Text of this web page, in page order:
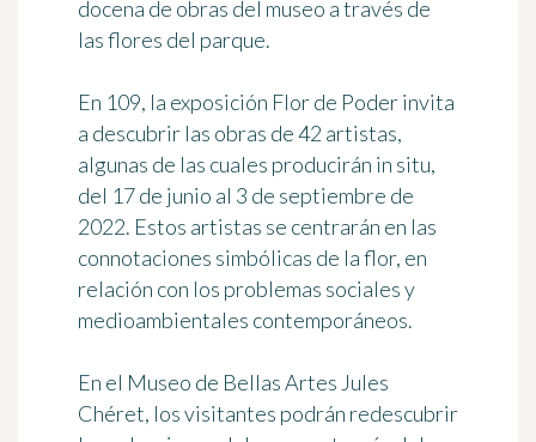
docena de obras del museo a través de
las flores del parque.
En 109, la exposición Flor de Poderinvita
a descubrir las obras de 42 artistas,
algunas de las cuales producirán in situ,
del 17 de junio al 3 de septiembre de
2022. Estos artistas se centrarán en las
connotaciones simbólicas de la flor, en
relación con los problemas sociales y
medioambientales contemporáneos.
En el Museo de Bellas Artes Jules
Chéret, los visitantes podrán redescubrir